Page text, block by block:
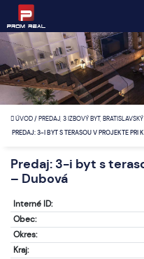
ÚVOD/PREDAJ, 3 IZBOVÝ BYT,
PREDAJ: 3-I BYT S TERASOU V PROJEKTE PRI
Predaj: 3-i byt s
– Dubová
Interné ID:
Obec:
Okres:
Kraj: